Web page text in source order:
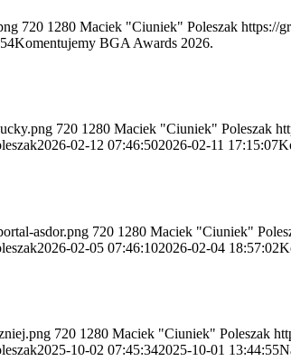
720 1280 Maciek "Ciuniek" Poleszak https://
Komentujemy BGA Awards 2026.
720 1280 Maciek "Ciuniek" Poleszak
2026-02-12 07:46:502026-02-11 17:15:07
asdor.png 720 1280 Maciek "Ciuniek"
2026-02-05 07:46:102026-02-04 18:57:02
720 1280 Maciek "Ciuniek" Poleszak
2025-10-02 07:45:342025-10-01 13:44:55